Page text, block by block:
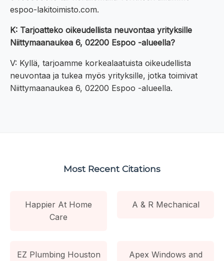
espoo-lakitoimisto.com.
K: Tarjoatteko oikeudellista neuvontaa yrityksille
Niittymaanaukea 6, 02200 Espoo -alueella?
V: Kyllä, tarjoamme korkealaatuista oikeudellista
neuvontaa ja tukea myös yrityksille, jotka toimivat
Niittymaanaukea 6, 02200 Espoo -alueella.
Most Recent Citations
Happier At Home
Care
A & R Mechanical
EZ Plumbing Houston Apex Windows and